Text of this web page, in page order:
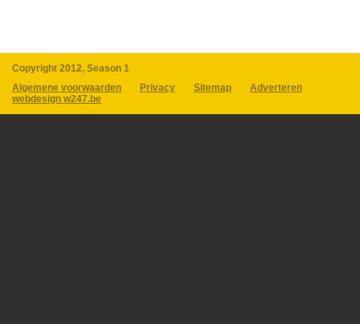
Copyright 2012, Season 1
Algemene voorwaarden
Privacy Sitemap
Adverteren
webdesign w247.be